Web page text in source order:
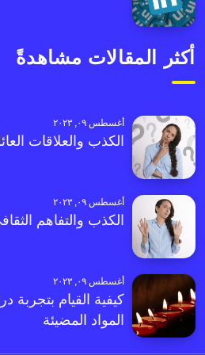
أكثر المقالات مشاهدةً
أغسطس ٠٩, ٢٠٢٣
الكذب والعلاقات
أغسطس ٠٩, ٢٠٢٣
الكذب والتفاهم
أغسطس ٠٩, ٢٠٢٣
كيفية القيام بتجربة
المواد المضيئة